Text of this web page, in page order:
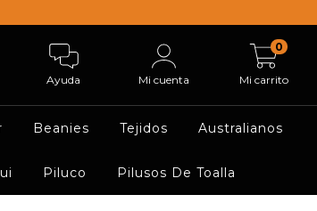
Ayuda Mi cuenta Mi carrito
0
Beanies Tejidos Australianos
Piluco Pilusos De Toalla